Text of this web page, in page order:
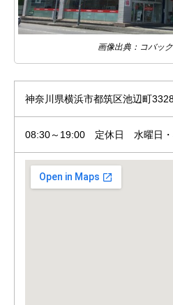
画像出典：コバッ
神奈川県横浜市都筑区池辺町
08:30～19:00 定休日 水曜日・